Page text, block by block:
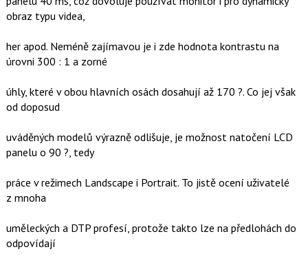
obraz typu videa,
her apod. Neméně zajímavou je i zde hodnota kontrastu na
úrovni 300 : 1 a zorné
úhly, které v obou hlavních osách dosahují až 170 ?. Co jej však
od doposud
uváděných modelů výrazně odlišuje, je možnost natočení LCD
panelu o 90 ?, tedy
práce v režimech Landscape i Portrait. To jistě ocení uživatelé
z mnoha
uměleckých a DTP profesí, protože takto lze na předlohách do
odpovídají